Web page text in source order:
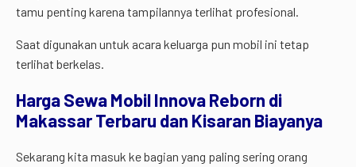
tamu penting karena tampilannya terlihat profesional.
Saat digunakan untuk acara keluarga pun mobil ini tetap
terlihat berkelas.
HargaSewaMobilInnovaReborn di
MakassarTerbaru dan Kisaran Biayanya
Sekarang kita masuk kebagian yang paling sering orang